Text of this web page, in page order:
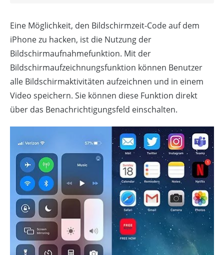
Eine Möglichkeit, den Bildschirmzeit-Code auf dem
iPhone zu hacken, ist die Nutzung der
Bildschirmaufnahmefunktion. Mit der
Bildschirmaufzeichnungsfunktion können Benutzer
alle Bildschirmaktivitäten aufzeichnen und in einem
Video speichern. Sie können diese Funktion direkt
über das Benachrichtigungsfeld einschalten.